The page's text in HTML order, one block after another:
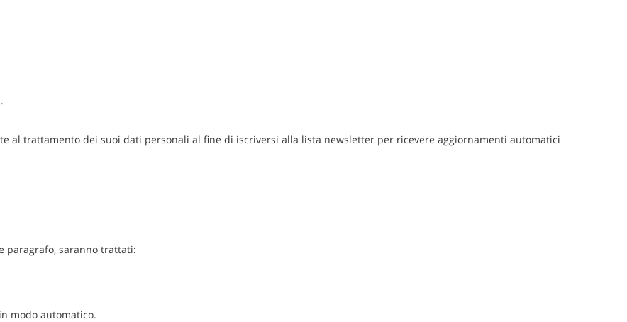
al trattamento dei suoi dati personali al fine di iscriversi alla lista newsletter per ricevere aggiornamenti automatici
paragrafo, saranno trattati:
modo automatico.